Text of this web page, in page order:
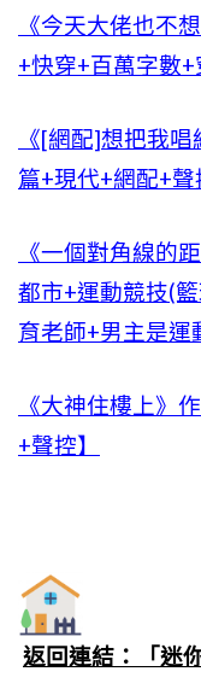
《今天大佬也不
+快穿+百萬字數+
《[網配]想把我
篇+現代+網配+聲
《一個對角線的
都市+運動競技(
育老師+男主是運
《大神住樓上》
+聲控】
返回連結：「迷